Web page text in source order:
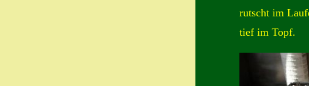
rutscht im
tief im Topf.